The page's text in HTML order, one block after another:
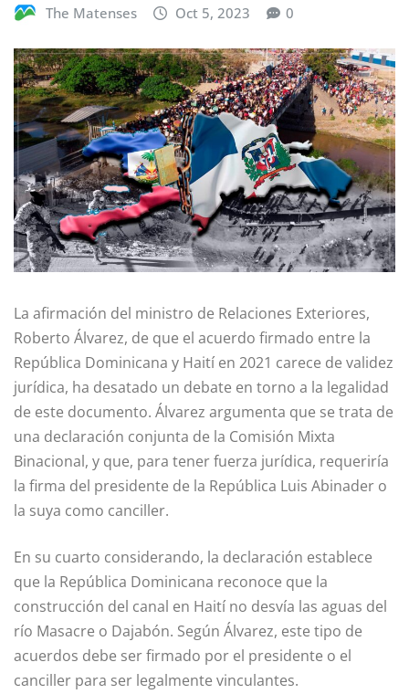
The Matenses Oct 5, 2023 0
La afirmación del ministro de Relaciones Exteriores,
Roberto Álvarez, de que el acuerdo firmado entre la
República Dominicana y Haití en 2021 carece de validez
jurídica, ha desatado un debate en torno a la legalidad
de este documento. Álvarez argumenta que se trata de
una declaración conjunta de la Comisión Mixta
Binacional, y que, para tener fuerza jurídica, requeriría
la firma del presidente de la República Luis Abinader o
la suya como canciller.
En su cuarto considerando, la declaración establece
que la República Dominicana reconoce que la
construcción del canal en Haití no desvía las aguas del
río Masacre o Dajabón. Según Álvarez, este tipo de
acuerdos debe ser firmado por el presidente o el
canciller para ser legalmente vinculantes.